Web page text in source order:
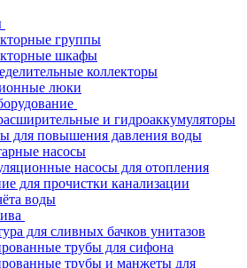
группы
шкафы
коллекторы
люки
и гидроаккумуляторы
для повышения давления воды
насосы
насосы для отопления
для прочистки канализации
воды
для сливных бачков унитазов
трубы для сифона
трубы и манжеты для